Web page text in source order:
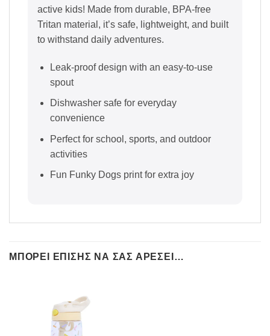
active kids! Made from durable, BPA-free
Tritan material, it’s safe, lightweight, and built
to withstand daily adventures.
Leak-proof design with an easy-to-use
spout
Dishwasher safe for everyday
convenience
Perfect for school, sports, and outdoor
activities
Fun Funky Dogs print for extra joy
ΜΠΟΡΕΊ ΕΠΊΣΗΣ ΝΑ ΣΑΣ ΑΡΈΣΕΙ…